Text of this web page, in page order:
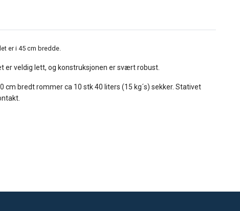
er i 45 cm bredde.
er veldig lett, og konstruksjonen er svært robust.
bredt rommer ca 10 stk 40 liters (15 kg´s) sekker. Stativet